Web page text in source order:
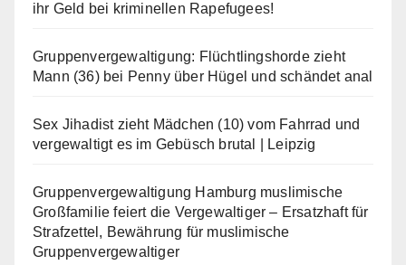
ihr Geld bei kriminellen Rapefugees!
Gruppenvergewaltigung: Flüchtlingshorde zieht
Mann (36) bei Penny über Hügel und schändet anal
Sex Jihadist zieht Mädchen (10) vom Fahrrad und
vergewaltigt es im Gebüsch brutal | Leipzig
Gruppenvergewaltigung Hamburg muslimische
Großfamilie feiert die Vergewaltiger – Ersatzhaft für
Strafzettel, Bewährung für muslimische
Gruppenvergewaltiger